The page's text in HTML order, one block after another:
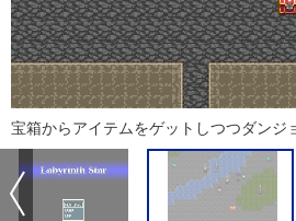
宝箱からアイテムをゲットしつつダンジ